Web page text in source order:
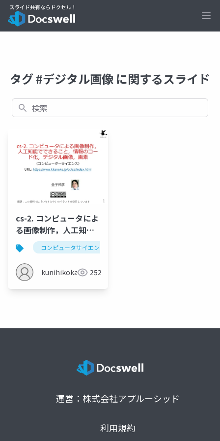
タグ #デジタル画像 に関するスライド
検索
cs-2. コンピュータによ
る画像制作，人工知能
でできること，情報の
コード化，デジタル画
像，画素
コンピュータサイエンス
kunihikokaneko252
運営：株式会社アプルーシッド
利用規約